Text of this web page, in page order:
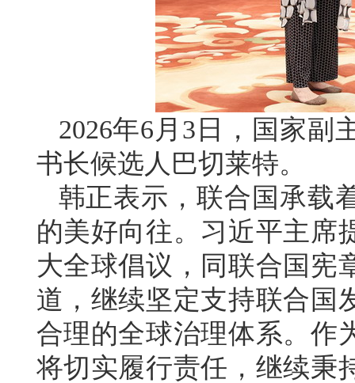
2026年6月3日，国家副
书长候选人巴切莱特。
韩正表示，联合国承载
的美好向往。习近平主席
大全球倡议，同联合国宪
道，继续坚定支持联合国
合理的全球治理体系。作
将切实履行责任，继续秉